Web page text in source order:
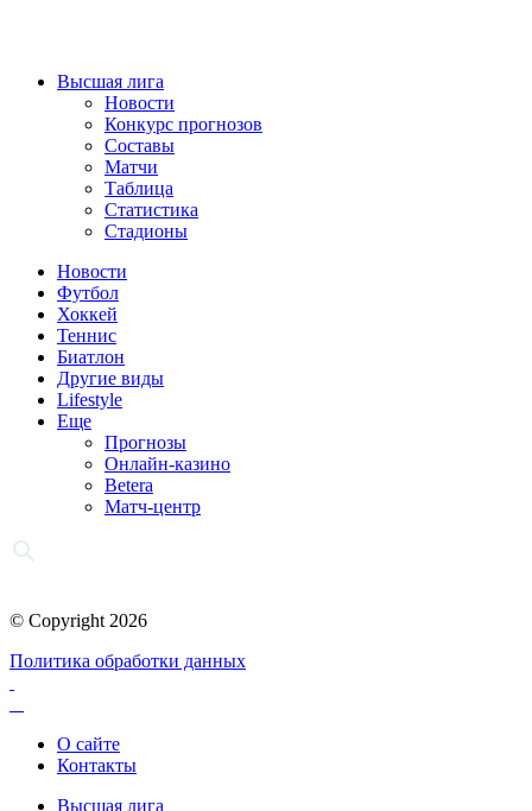
Высшая лига
Новости
Конкурс прогнозов
Составы
Матчи
Таблица
Статистика
Стадионы
Новости
Футбол
Хоккей
Теннис
Биатлон
Другие виды
Lifestyle
Еще
Прогнозы
Онлайн-казино
Betera
Матч-центр
© Copyright 2026
Политика обработки данных
О сайте
Контакты
Высшая лига